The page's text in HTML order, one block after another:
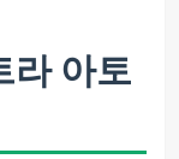
라 아토